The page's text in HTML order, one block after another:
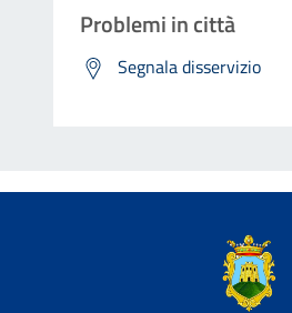
Problemi in città
Segnala disservizio